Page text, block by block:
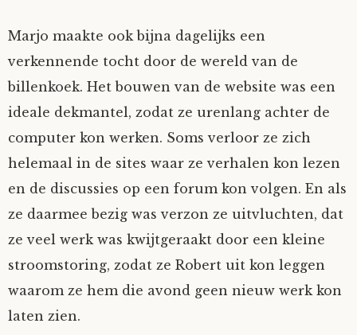
Marjo maakte ook bijna dagelijks een
verkennende tocht door de wereld van de
billenkoek. Het bouwen van de website was een
ideale dekmantel, zodat ze urenlang achter de
computer kon werken. Soms verloor ze zich
helemaal in de sites waar ze verhalen kon lezen
en de discussies op een forum kon volgen. En als
ze daarmee bezig was verzon ze uitvluchten, dat
ze veel werk was kwijtgeraakt door een kleine
stroomstoring, zodat ze Robert uit kon leggen
waarom ze hem die avond geen nieuw werk kon
laten zien.